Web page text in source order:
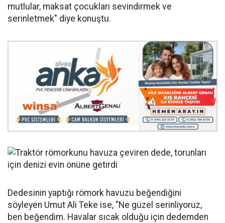
mutlular, maksat çocukları sevindirmek ve
serinletmek" diye konuştu.
Dedesinin yaptığı römork havuzu beğendiğini
söyleyen Umut Ali Teke ise, "Ne güzel serinliyoruz,
ben beğendim. Havalar sıcak olduğu için dedemden